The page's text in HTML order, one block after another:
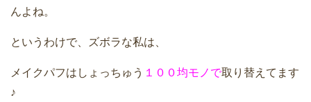
んよね。
というわけで、ズボラな私は、
メイクパフはしょっちゅう １００均モノで取り替えてます
♪